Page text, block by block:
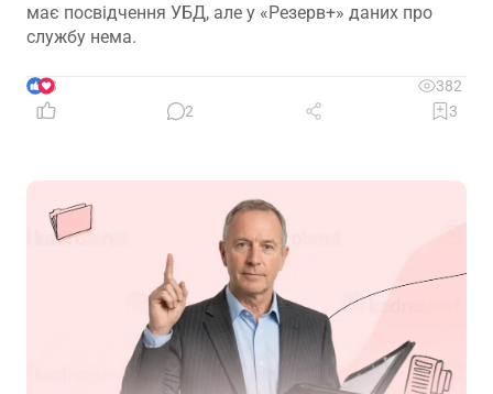
має посвідчення УБД, але у «Резерв+» даних про
службу нема.
3
382
2
3